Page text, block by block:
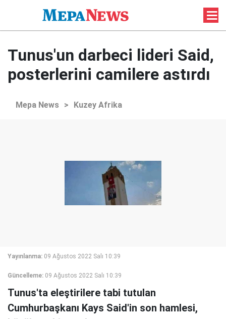
Tunus'un darbeci lideri Said,
posterlerini camilere astırdı
Mepa News > Kuzey Afrika
Yayınlanma: 09 Ağustos 2022 Salı 10:39
Güncelleme: 09 Ağustos 2022 Salı 10:39
Tunus'ta eleştirilere tabi tutulan
Cumhurbaşkanı Kays Said'in son hamlesi,